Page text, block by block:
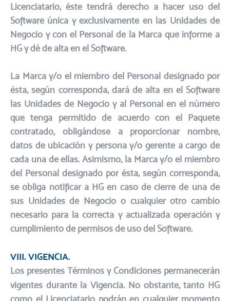
Licenciatario, éste tendrá derecho a hacer uso del
Software única y exclusivamente en las Unidades de
Negocio y con el Personal de la Marca que informe a
HG y dé de alta en el Software.​
La Marca y/o el miembro del Personal designado por
ésta, según corresponda, dará de alta en el Software
las Unidades de Negocio y al Personal en el número
que tenga permitido de acuerdo con el Paquete
contratado, obligándose a proporcionar nombre,
datos de ubicación y persona y/o gerente a cargo de
cada una de ellas. Asimismo, la Marca y/o el miembro
del Personal designado por ésta, según corresponda,
se obliga notificar a HG en caso de cierre de una de
sus Unidades de Negocio o cualquier otro cambio
necesario para la correcta y actualizada operación y
cumplimiento de permisos de uso del Software.
VIII. VIGENCIA.​
Los presentes Términos y Condiciones permanecerán
vigentes durante la Vigencia. No obstante, tanto HG